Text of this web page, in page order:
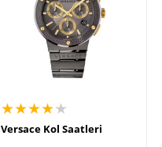
★★★★★
Versace Kol Saatleri